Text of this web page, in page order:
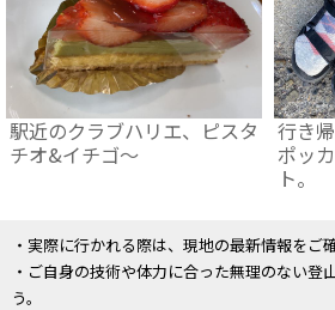
駅近のクラブハリエ、ピスタ
チオ&イチゴ～
行き
ポッ
ト。
・実際に行かれる際は、現地の最新情報をご
・ご自身の技術や体力に合った無理のない登
う。